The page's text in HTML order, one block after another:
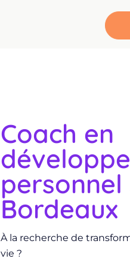
Coach en
personnel
Bordeaux
À la recherche de
vie ?